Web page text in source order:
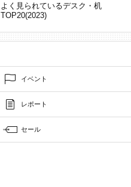
よく見られているデスク・机
TOP20(2023)
イベント
レポート
セール